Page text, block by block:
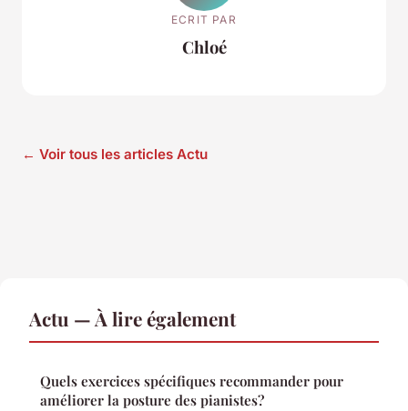
ECRIT PAR
Chloé
← Voir tous les articles Actu
Actu — À lire également
Quels exercices spécifiques recommander pour
améliorer la posture des pianistes?